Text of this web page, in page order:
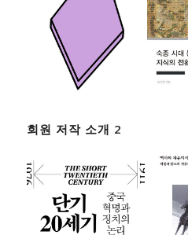
회원 저작 소개 2